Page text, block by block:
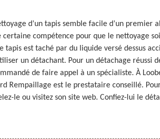
d’un tapis semble facile d’un premier
certaine compétence pour que le nettoyage
tapis est taché par du liquide versé dessus
un détachant. Pour un détachage réussi
de faire appel à un spécialiste. À
Rempaillage est le prestataire conseillé.
le ou visitez son site web. Confiez-lui le